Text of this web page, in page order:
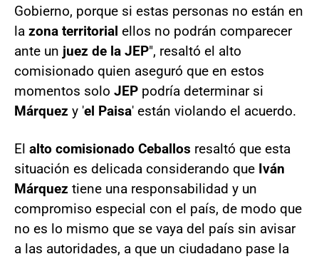
Gobierno, porque si estas personas no están en
la zona territorial ellos no podrán comparecer
ante un juez de la JEP", resaltó el alto
comisionado quien aseguró que en estos
momentos solo JEP podría determinar si
Márquez y 'el Paisa' están violando el acuerdo.
El alto comisionado Ceballos resaltó que esta
situación es delicada considerando que Iván
Márquez tiene una responsabilidad y un
compromiso especial con el país, de modo que
no es lo mismo que se vaya del país sin avisar
a las autoridades, a que un ciudadano pase la